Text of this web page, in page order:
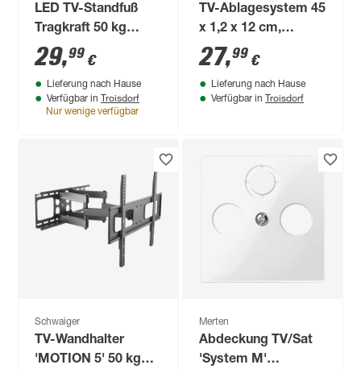
LED TV-Standfuß
Tragkraft 50 kg
neigbar
29,99 €
Lieferung nach Hause
Verfügbar in Troisdorf
Nur wenige verfügbar
TV-Ablagesystem 45
x 1,2 x 12 cm,
belastbar bis 9 kg
27,99 €
Lieferung nach Hause
Verfügbar in Troisdorf
Schwaiger
TV-Wandhalter
'MOTION 5' 50 kg
Merten
Abdeckung TV/Sat
'System M'